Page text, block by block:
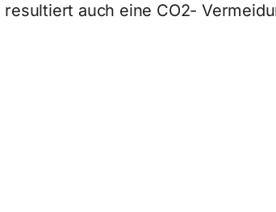
resultiert auch eine CO2-